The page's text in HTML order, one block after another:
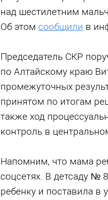
над шестилетним
Об этом сообщили в
Председатель СКР
по Алтайскому краю
промежуточных
принятом по итогам
также ход
контроль в
Напомним, что мама
соцсетях. В детсаду №
ребенку и поставила в